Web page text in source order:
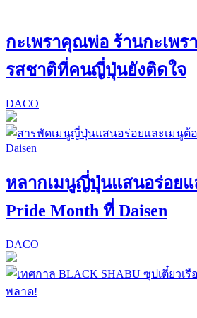
กะเพราคุณพ่อ ร้านกะเพร
รสชาติที่คนญี่ปุ่นยังติดใจ
DACO
หลากเมนูญี่ปุ่นแสนอร่อยแ
Pride Month ที่ Daisen
DACO